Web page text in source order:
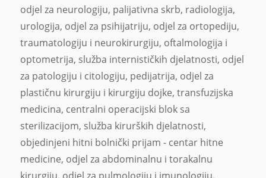
odjel za neurologiju, palijativna skrb, radiologija,
urologija, odjel za psihijatriju, odjel za ortopediju,
traumatologiju i neurokirurgiju, oftalmologija i
optometrija, služba internističkih djelatnosti, odjel
za patologiju i citologiju, pedijatrija, odjel za
plastičnu kirurgiju i kirurgiju dojke, transfuzijska
medicina, centralni operacijski blok sa
sterilizacijom, služba kirurških djelatnosti,
objedinjeni hitni bolnički prijam - centar hitne
medicine, odjel za abdominalnu i torakalnu